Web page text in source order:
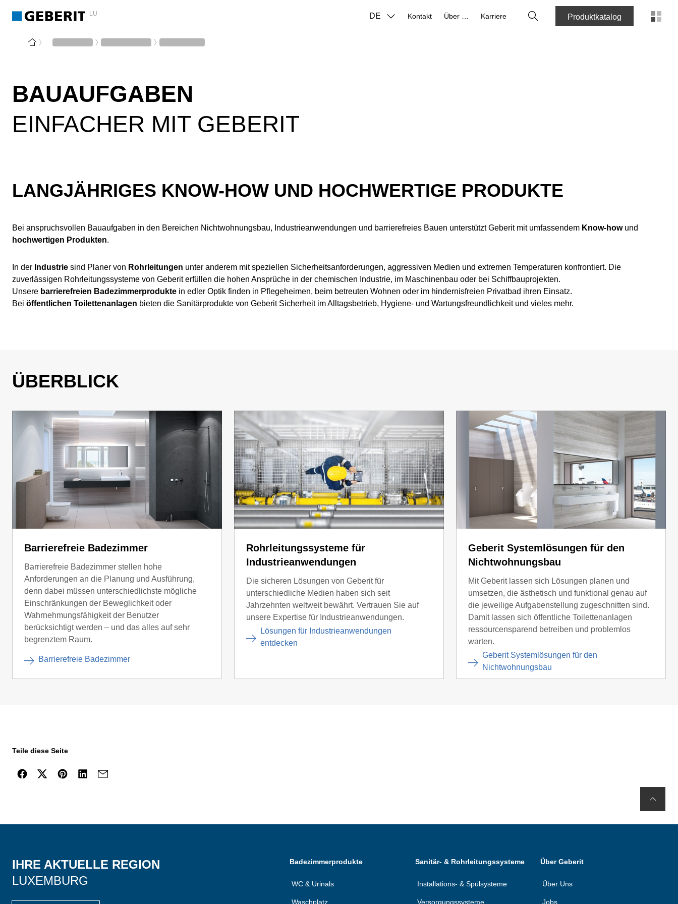
LU DE Kontakt Karriere Produktkatalog
BAUAUFGABEN
EINFACHER MIT GEBERIT
LANGJÄHRIGES KNOW-HOW UND HOCHWERTIGE PRODUKTE
Bei anspruchsvollen Bauaufgaben in den Bereichen Nichtwohnungsbau, Industrieanwendungen und barrierefreies Bauen unterstützt Geberit mit umfassendem Know-howund
hochwertigen Produkten.
In der Industrie sind Planer von Rohrleitungen unter anderem mit speziellen Sicherheitsanforderungen, aggressiven Medien und extremen Temperaturen konfrontiert. Die
zuverlässigen Rohrleitungssysteme von Geberit erfüllen die hohen Ansprüche in der chemischen Industrie, im Maschinenbau oder bei Schiffbauprojekten.
Unsere barrierefreien Badezimmerprodukte in edler Optik finden in Pflegeheimen, beim betreuten Wohnen oder im hindernisfreien Privatbad ihren Einsatz.
Bei öffentlichen Toilettenanlagen bieten die Sanitärprodukte von Geberit Sicherheit im Alltagsbetrieb, Hygiene- und Wartungsfreundlichkeit und vieles mehr.
ÜBERBLICK
Barrierefreie Badezimmer
Barrierefreie Badezimmer stellen hohe
Anforderungen an die Planung und Ausführung,
denn dabei müssen unterschiedlichste mögliche
Einschränkungen der Beweglichkeit oder
Wahrnehmungsfähigkeit der Benutzer
berücksichtigt werden – und das alles auf sehr
begrenztem Raum.
Barrierefreie Badezimmer
Rohrleitungssysteme für
Industrieanwendungen
Die sicheren Lösungen von Geberit für
unterschiedliche Medien haben sich seit
Jahrzehnten weltweit bewährt. Vertrauen Sie auf
unsere Expertise für Industrieanwendungen.
Lösungen für Industrieanwendungen
entdecken
Geberit Systemlösungen für den
Nichtwohnungsbau
Mit Geberit lassen sich Lösungen planen und
umsetzen, die ästhetisch und funktional genau auf
die jeweilige Aufgabenstellung zugeschnitten sind.
Damit lassen sich öffentliche Toilettenanlagen
ressourcensparend betreiben und problemlos
warten.
Geberit Systemlösungen für den
Nichtwohnungsbau
Teile diese Seite
IHRE AKTUELLE REGION
LUXEMBURG
Badezimmerprodukte
WC & Urinals
Waschplatz
Sanitär- & Rohrleitungssysteme
Installations- & Spülsysteme
Versorgungssysteme
Über Geberit
Über Uns
Jobs